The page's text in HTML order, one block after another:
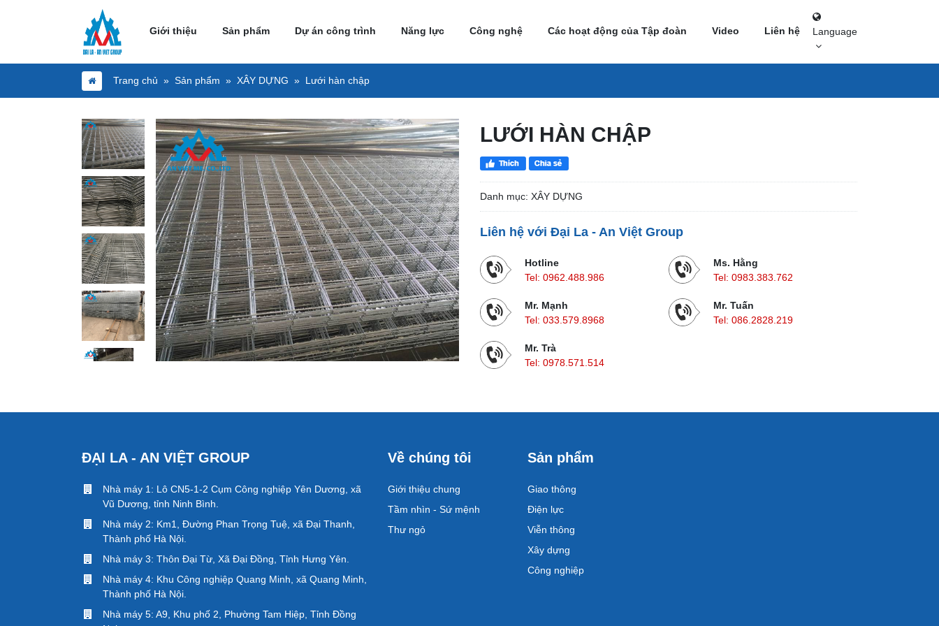
Giới thiệu Sản phẩm Dự án công trình Năng lực Công nghệ Các hoạt động của Tập đoàn Video Liên hệ Language
Trang chủ Sản phẩm XÂY DỰNG Lưới hàn chập
LƯỚI HÀN CHẬP
Danh mục: XÂY DỰNG
Liên hệ với Đại La - An Việt Group
Hotline
Tel: 0962.488.986
Ms. Hằng
Tel: 0983.383.762
Mr. Mạnh
Tel: 033.579.8968
Mr. Tuấn
Tel: 086.2828.219
Mr. Trà
Tel: 0978.571.514
ĐẠI LA - AN VIỆT GROUP
Nhà máy 1: Lô CN5-1-2 Cụm Công nghiệp Yên Dương, xã
Vũ Dương, tỉnh Ninh Bình.
Nhà máy 2: Km1, Đường Phan Trọng Tuệ, xã Đại Thanh,
Thành phố Hà Nội.
Nhà máy 3: Thôn Đại Từ, Xã Đại Đồng, Tỉnh Hưng Yên.
Nhà máy 4: Khu Công nghiệp Quang Minh, xã Quang Minh,
Thành phố Hà Nội.
Nhà máy 5: A9, Khu phố 2, Phường Tam Hiệp, Tỉnh Đồng
Về chúng tôi
Giới thiệu chung
Tầm nhìn - Sứ mệnh
Thư ngỏ
Sản phẩm
Giao thông
Điện lực
Viễn thông
Xây dựng
Công nghiệp